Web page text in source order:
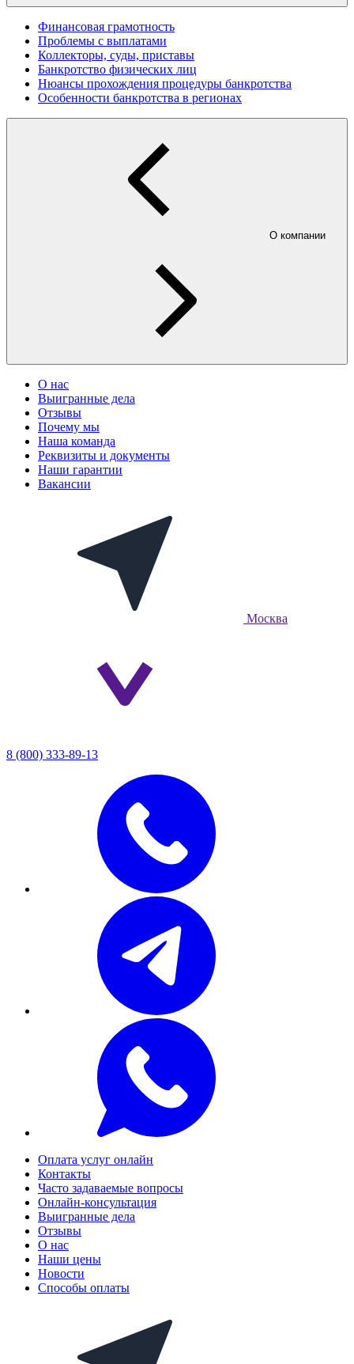
Финансовая грамотность
Проблемы с выплатами
Коллекторы, суды, приставы
Банкротство физических лиц
Нюансы прохождения процедуры банкротства
Особенности банкротства в регионах
О компании
О нас
Выигранные дела
Отзывы
Почему мы
Наша команда
Реквизиты и документы
Наши гарантии
Вакансии
Москва
8 (800) 333-89-13
Оплата услуг онлайн
Контакты
Часто задаваемые вопросы
Онлайн-консультация
Выигранные дела
Отзывы
О нас
Наши цены
Новости
Способы оплаты